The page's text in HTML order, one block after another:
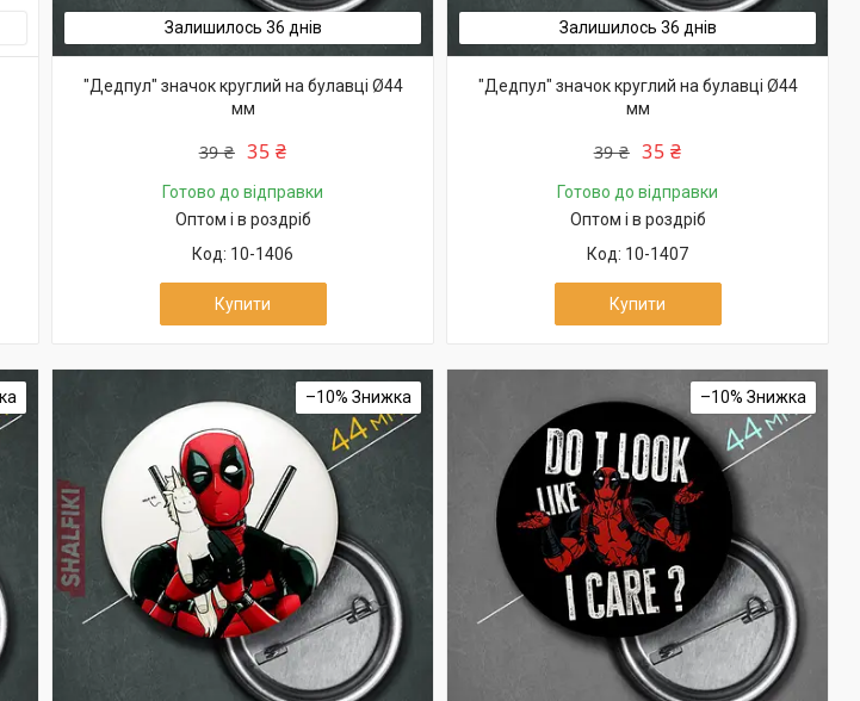
Залишилось 36 днів
"Дедпул" значок круглий на булавці Ø44
мм
39 ₴ 35 ₴
Готово до відправки
Оптом і в роздріб
10-1406
Купити
Залишилось 36 днів
"Дедпул" значок круглий на булавці Ø44
мм
39 ₴ 35 ₴
Готово до відправки
Оптом і в роздріб
10-1407
Купити
–10% –10%